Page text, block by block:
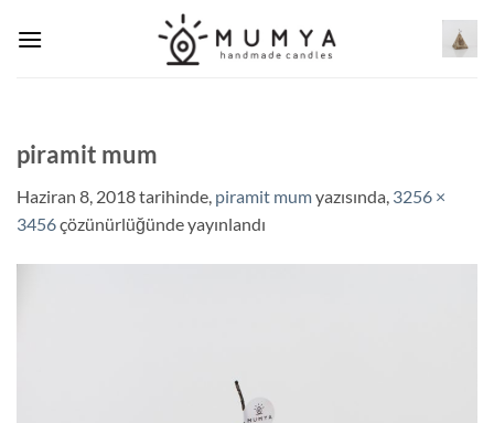
atla
piramit mum
Haziran 8, 2018tarihinde, piramit mumyazısında, 3256 ×
3456çözünürlüğünde yayınlandı